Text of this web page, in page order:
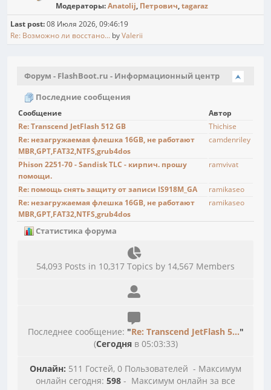
Модераторы:Anatolij, Петрович,tagaraz
Last post:08 Июля 2026, 09:46:19
Re: Возможно ли восстано... byValerii
Форум - FlashBoot.ru - Информационный центр
Последние сообщения
Сообщение
Автор
Re: Transcend JetFlash 512 GB
Thichise
Re: незагружаемая флешка 16GB, не работают
MBR,GPT,FAT32,NTFS,grub4dos
camdenriley
Phison 2251-70 - Sandisk TLC - кирпич. прошу
помощи.
ramvivat
Re: помощь снять защиту от записи IS918M_GA
ramikaseo
Re: незагружаемая флешка 16GB, не работают
MBR,GPT,FAT32,NTFS,grub4dos
ramikaseo
Статистика форума
54,093 Posts in 10,317 Topics by 14,567 Members
Последнее сообщение: "Re: Transcend JetFlash 5..."
(Сегодняв 05:03:33)
Онлайн: 511 Гостей, 0 Пользователей - Максимум
онлайн сегодня: 598 - Максимум онлайн за все